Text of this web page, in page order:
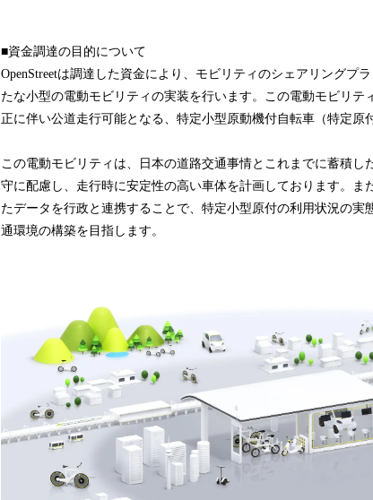
■資金調達の目的について
OpenStreetは調達した資金により、モビリティのシェアリングプ
たな小型の電動モビリティの実装を行います。この電動モビリテ
正に伴い公道走行可能となる、特定小型原動機付自転車（特定原
この電動モビリティは、日本の道路交通事情とこれまでに蓄積
守に配慮し、走行時に安定性の高い車体を計画しております。ま
たデータを行政と連携することで、特定小型原付の利用状況の
通環境の構築を目指します。